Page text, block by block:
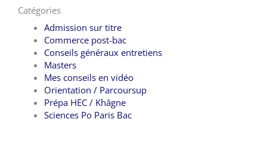
Catégories
Admission sur titre
Commerce post-bac
Conseils généraux entretiens
Masters
Mes conseils en vidéo
Orientation / Parcoursup
Prépa HEC / Khâgne
Sciences Po Paris Bac